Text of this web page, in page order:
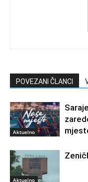
POVEZANI ČLANCI
Aktuelno
Aktuelno